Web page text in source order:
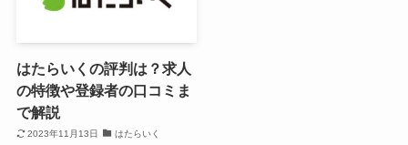
はたらいくの評判は？求人
の特徴や登録者の口コミま
で解説
2023年11月13日 はたらいく